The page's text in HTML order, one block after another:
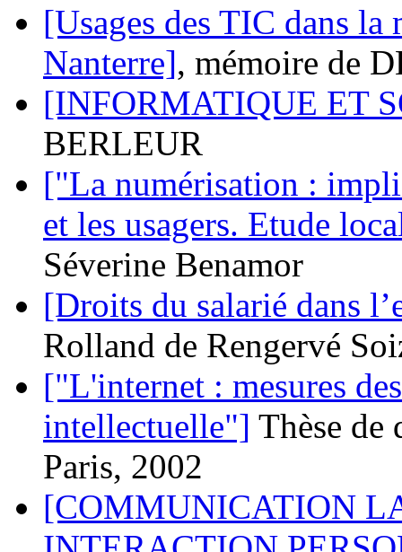
[Usages des TIC dans la
Nanterre], mémoire de
[INFORMATIQUE ET
BERLEUR
["La numérisation :
et les usagers. Etude
Séverine Benamor
[Droits du salarié dans
Rolland de Rengervé
["L'internet : mesures
intellectuelle"] Thèse de
Paris, 2002
[COMMUNICATION